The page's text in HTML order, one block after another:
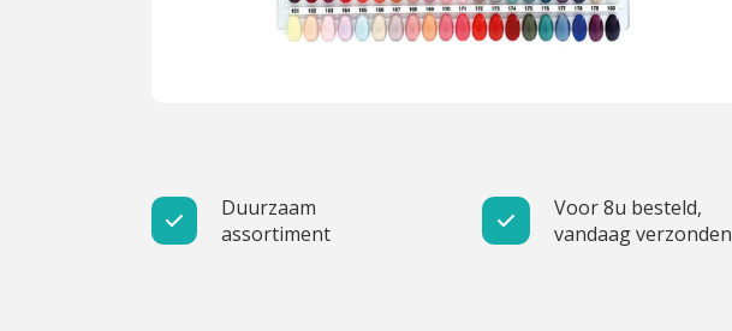
Schrijf je nu in voor Beauty News
Duurzaam
assortiment
Voor 8u besteld,
vandaag verzonden